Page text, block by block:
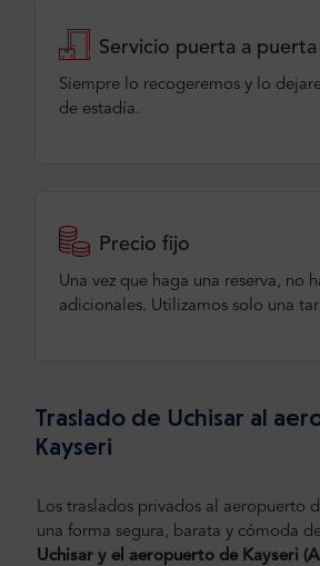
Servicio puerta a puerta
Siempre lo recogeremos y lo
de estadía.
Precio fijo
Una vez que haga una reserva, no
adicionales. Utilizamos solo una
Traslado de Uchisar al
Kayseri
Los traslados privados al aeropuerto
una forma segura, barata y cómoda
Uchisar y el aeropuerto de Kayseri